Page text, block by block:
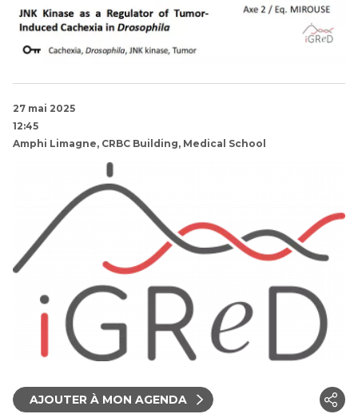
27 mai 2025
12:45
Amphi Limagne, CRBC Building, Medical School
AJOUTER À MON AGENDA